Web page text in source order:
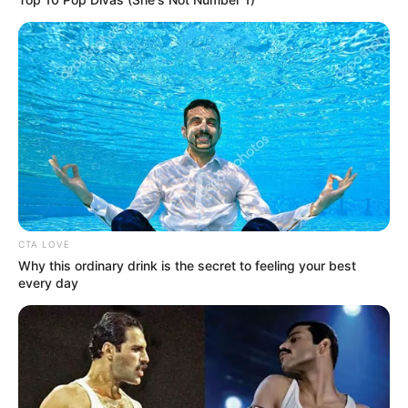
(foto: instagram:/official_skyle)
CTA LOVE
Why this ordinary drink is the secret to feeling your best
every day